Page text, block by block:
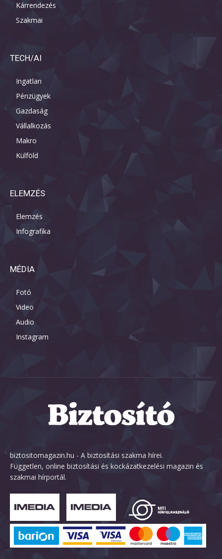
Kárrendezés
Szakmai
TECH/AI
Ingatlan
Pénzügyek
Gazdaság
Vállalkozás
Makro
Külföld
ELEMZÉS
Elemzés
Infografika
MÉDIA
Fotó
Video
Audio
Instagram
biztositomagazin.hu - A biztosítási szakma hírei.
Független, online biztosítási és kockázatkezelési magazin és
szakmai hírportál.